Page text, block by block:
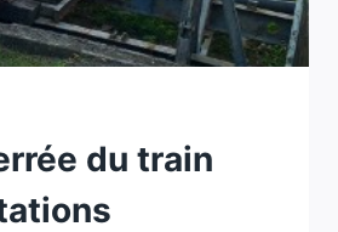
du train